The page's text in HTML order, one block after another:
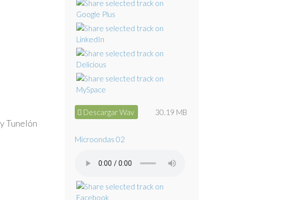
Tunelón
Descargar Wav 30.19 MB
Microondas 02